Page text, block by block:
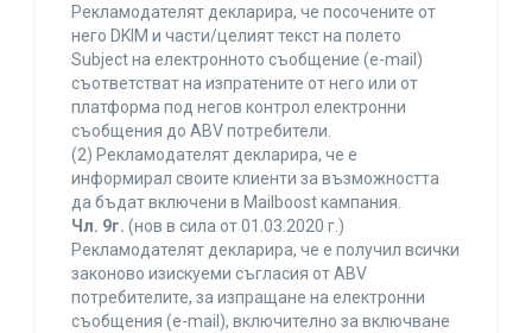
Рекламодателят декларира, че посочените от
него DKIM и части/целият текст на полето
Subject на електронното съобщение (e-mail)
съответстват на изпратените от него или от
платформа под негов контрол електронни
съобщения до ABV потребители.
(2) Рекламодателят декларира, че е
информирал своите клиенти за възможността
да бъдат включени в Mailboost кампания.
Чл. 9г. (нов в сила от 01.03.2020 г.)
Рекламодателят декларира, че е получил всички
законово изискуеми съгласия от ABV
потребителите, за изпращане на електронни
съобщения (e-mail), включително за включване